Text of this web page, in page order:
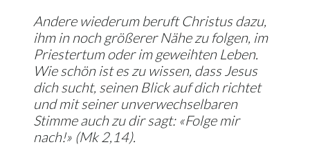
Andere wiederum beruft Christus dazu,
ihm in noch größerer Nähe zu folgen, im
Priestertum oder im geweihten Leben.
Wie schön ist es zu wissen, dass Jesus
dich sucht, seinen Blick auf dich richtet
und mit seiner unverwechselbaren
Stimme auch zu dir sagt: «Folge mir
nach!» (Mk 2,14).